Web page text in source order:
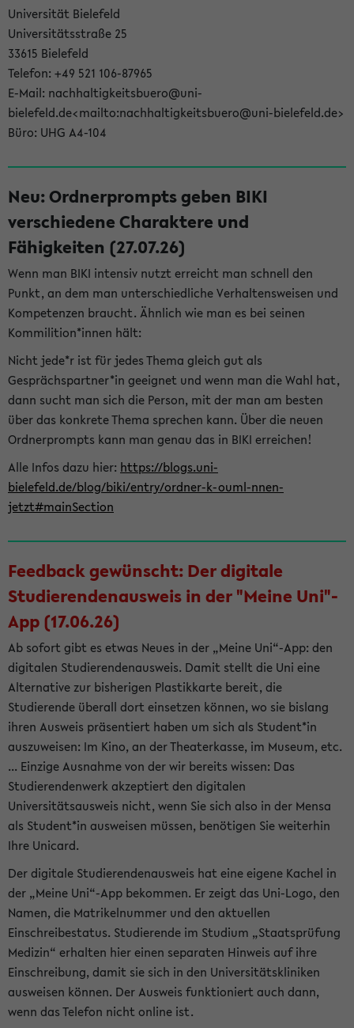
Universität Bielefeld
Universitätsstraße 25
33615 Bielefeld
Telefon: +49 521 106-87965
E-Mail: nachhaltigkeitsbuero@uni-
bielefeld.de<mailto:nachhaltigkeitsbuero@uni-bielefeld.de>
Büro: UHG A4-104
Neu: Ordnerprompts geben BIKI
verschiedene Charaktere und
Fähigkeiten (27.07.26)
Wenn man BIKI intensiv nutzt erreicht man schnell den
Punkt, an dem man unterschiedliche Verhaltensweisen und
Kompetenzen braucht. Ähnlich wie man es bei seinen
Kommilition*innen hält:
Nicht jede*r ist für jedes Thema gleich gut als
Gesprächspartner*in geeignet und wenn man die Wahl hat,
dann sucht man sich die Person, mit der man am besten
über das konkrete Thema sprechen kann. Über die neuen
Ordnerprompts kann man genau das in BIKI erreichen!
Alle Infos dazu hier: https://blogs.uni-
bielefeld.de/blog/biki/entry/ordner-k-ouml-nnen-
jetzt#mainSection
Feedback gewünscht: Der digitale
Studierendenausweis in der "Meine Uni"-
App (17.06.26)
Ab sofort gibt es etwas Neues in der „Meine Uni“-App: den
digitalen Studierendenausweis. Damit stellt die Uni eine
Alternative zur bisherigen Plastikkarte bereit, die
Studierende überall dort einsetzen können, wo sie bislang
ihren Ausweis präsentiert haben um sich als Student*in
auszuweisen: Im Kino, an der Theaterkasse, im Museum, etc.
... Einzige Ausnahme von der wir bereits wissen: Das
Studierendenwerk akzeptiert den digitalen
Universitätsausweis nicht, wenn Sie sich also in der Mensa
als Student*in ausweisen müssen, benötigen Sie weiterhin
Ihre Unicard.
Der digitale Studierendenausweis hat eine eigene Kachel in
der „Meine Uni“-App bekommen. Er zeigt das Uni-Logo, den
Namen, die Matrikelnummer und den aktuellen
Einschreibestatus. Studierende im Studium „Staatsprüfung
Medizin“ erhalten hier einen separaten Hinweis auf ihre
Einschreibung, damit sie sich in den Universitätskliniken
ausweisen können. Der Ausweis funktioniert auch dann,
wenn das Telefon nicht online ist.